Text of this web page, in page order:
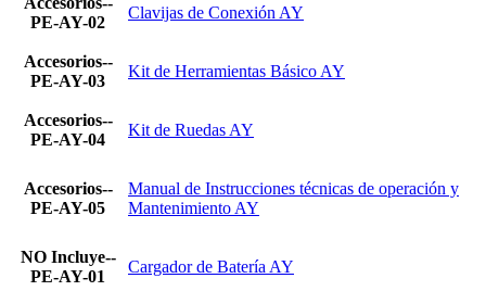
PE-AY-02
Clavijas de Conexión AY
Accesorios--
PE-AY-03
Kit de Herramientas Básico AY
Accesorios--
PE-AY-04
Kit de Ruedas AY
Accesorios--
PE-AY-05
Manual de Instrucciones técnicas de operación y
Mantenimiento AY
NO Incluye--
PE-AY-01
Cargador de Batería AY